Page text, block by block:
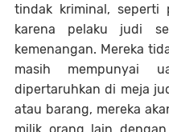
tindak kriminal, seperti
karena pelaku judi
kemenangan. Mereka
masih mempunyai
dipertaruhkan di meja
atau barang, mereka
milik orang lain